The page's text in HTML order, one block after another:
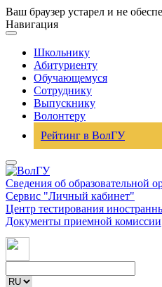
Ваш браузер устарел и не
Навигация
Школьнику
Абитуриенту
Обучающемуся
Сотруднику
Выпускнику
Волонтеру
Рейтинг в ВолГУ
Сведения об образовательной
Сервис "Личный кабинет"
Центр тестирования
Документы приемной комиссии